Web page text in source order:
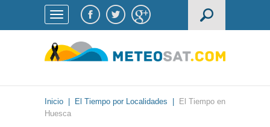
Inicio El Tiempo por Localidades
El Tiempo en
Huesca